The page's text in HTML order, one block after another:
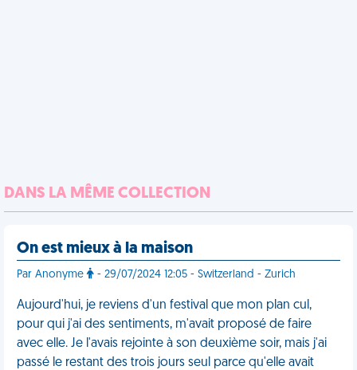
DANS LA MÊME COLLECTION
On est mieux à la maison
Par Anonyme - 29/07/2024 12:05 - Switzerland - Zurich
Aujourd'hui, je reviens d'un festival que mon plan cul,
pour qui j'ai des sentiments, m'avait proposé de faire
avec elle. Je l'avais rejointe à son deuxième soir, mais j'ai
passé le restant des trois jours seul parce qu'elle avait